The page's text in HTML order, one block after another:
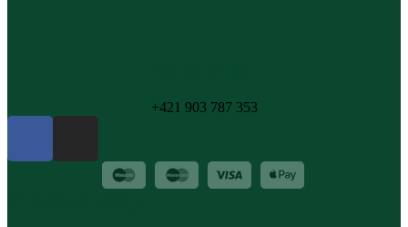
+421 903 787 353